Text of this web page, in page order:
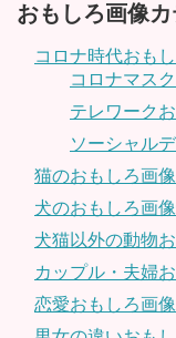
おもしろ画像
コロナ時代おも
コロナマス
テレワーク
ソーシャル
猫のおもしろ画
犬のおもしろ画
犬猫以外の動物
カップル・夫婦
恋愛おもしろ画